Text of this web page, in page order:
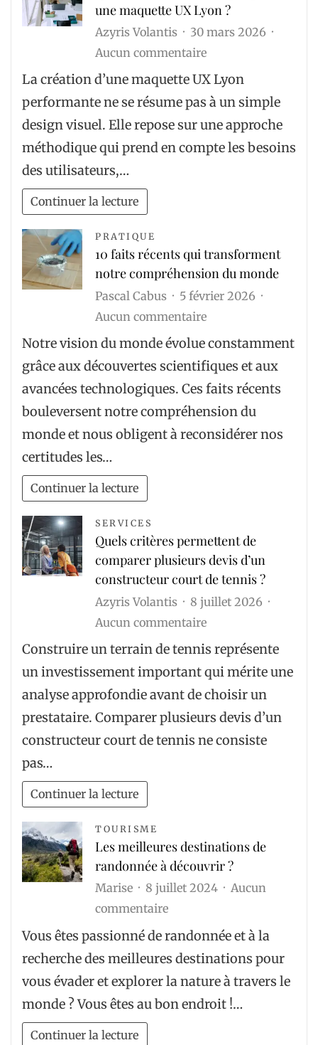
de
demandes
de
contact
?
une maquette UX Lyon ?
Azyris Volantis
30 mars 2026
Aucun commentairesur
Quelle
méthode
7
étapes
Lyon
?
La création d’une maquette UX Lyon
performante ne se résume pas à un simple
design visuel. Elle repose sur une approche
méthodique qui prend en compte les besoins
des utilisateurs,…
Continuer la lecture
PRATIQUE
10 faits récents qui transforment
notre compréhension du monde
Pascal Cabus
5 février 2026
Aucun commentairesur
faits
récents
qui
transforment
notre
Notre vision du monde évolue constamment
grâce aux découvertes scientifiques et aux
avancées technologiques. Ces faits récents
bouleversent notre compréhension du
monde et nous obligent à reconsidérer nos
certitudes les…
Continuer la lecture
SERVICES
Quels critères permettent de
comparer plusieurs devis d’un
constructeur court de tennis ?
Azyris Volantis
8 juillet 2026
Aucun commentairesur
critères
permettent
de
comparer
plusieurs
de
tennis
?
Construire un terrain de tennis représente
un investissement important qui mérite une
analyse approfondie avant de choisir un
prestataire. Comparer plusieurs devis d’un
constructeur court de tennis ne consiste
pas…
Continuer la lecture
TOURISME
Les meilleures destinations de
randonnée à découvrir ?
Marise 8 juillet 2024
Aucun
commentairesur
meilleures
de
randonnée
Vous êtes passionné de randonnée et à la
recherche des meilleures destinations pour
vous évader et explorer la nature à travers le
monde ? Vous êtes au bon endroit !…
Continuer la lecture